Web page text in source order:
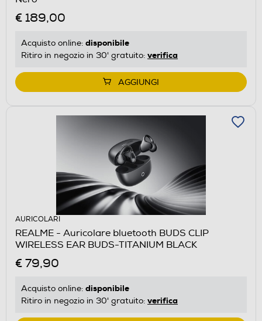
€ 189,00
Acquisto online: disponibile
Ritiro in negozio in 30' gratuito: verifica
AGGIUNGI
AURICOLARI
REALME - Auricolare bluetooth BUDS CLIP
WIRELESS EAR BUDS-TITANIUM BLACK
€ 79,90
Acquisto online: disponibile
Ritiro in negozio in 30' gratuito: verifica